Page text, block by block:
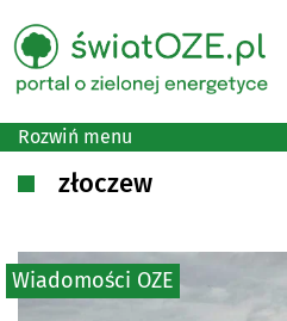
Rozwiń menu
złoczew
Wiadomości OZE